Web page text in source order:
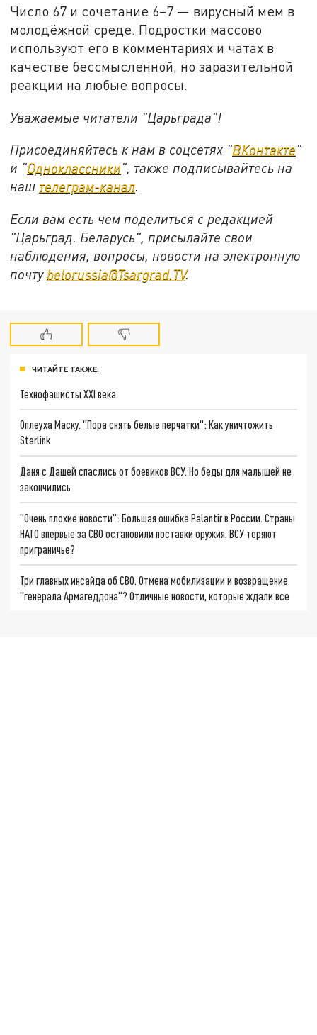
Число 67 и сочетание 6–7 — вирусный мем в
молодёжной среде. Подростки массово
используют его в комментариях и чатах в
качестве бессмысленной, но заразительной
реакции на любые вопросы.
Уважаемые читатели "Царьграда"!
Присоединяйтесь к нам в соцсетях "ВКонтакте"
и "Одноклассники", также подписывайтесь на
наш телеграм-канал.
Если вам есть чем поделиться с редакцией
"Царьград. Беларусь", присылайте свои
наблюдения, вопросы, новости на электронную
почту belorussia@Tsargrad.TV.
ЧИТАЙТЕ ТАКЖЕ:
Технофашисты XXI века
Оплеуха Маску. "Пора снять белые перчатки": Как уничтожить
Starlink
Даня с Дашей спаслись от боевиков ВСУ. Но беды для малышей не
закончились
"Очень плохие новости": Большая ошибка Palantir в России. Страны
НАТО впервые за СВО остановили поставки оружия. ВСУ теряют
приграничье?
Три главных инсайда об СВО. Отмена мобилизации и возвращение
"генерала Армагеддона"? Отличные новости, которые ждали все